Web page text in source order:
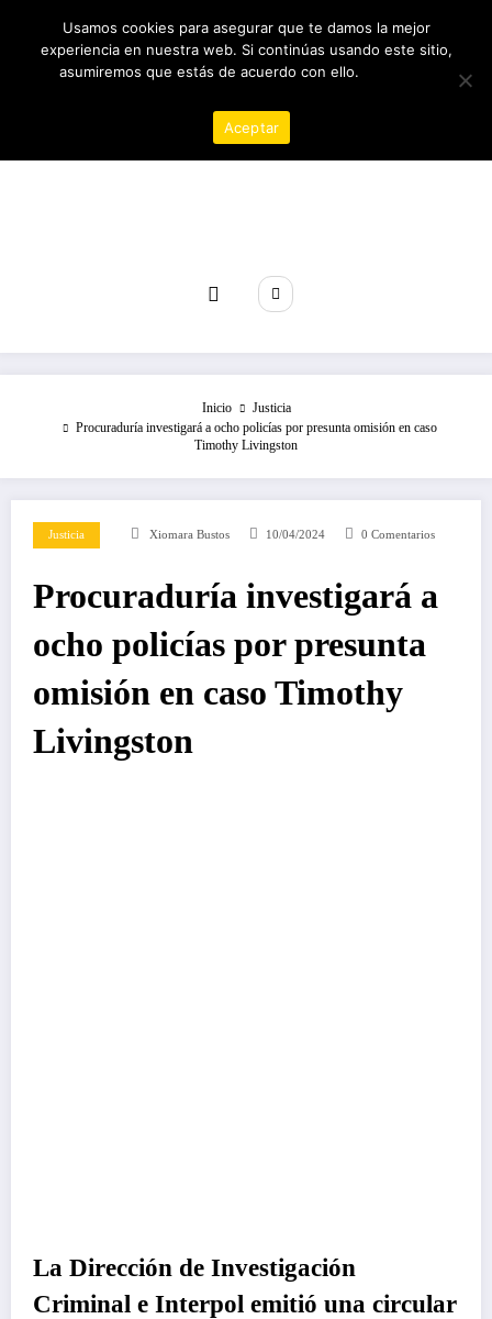
contenido
08/08/2026 4:30:48 PM
Inicio
Justicia
Procuraduría investigará a ocho policías por presunta omisión en caso
Timothy Livingston
Justicia Xiomara Bustos 10/04/2024 0 Comentarios
Procuraduría investigará a
ocho policías por presunta
omisión en caso Timothy
Livingston
La Dirección de Investigación
Criminal e Interpol emitió una circular
Usamos cookies para asegurar que te damos la mejor
experiencia en nuestra web. Si continúas usando este sitio,
asumiremos que estás de acuerdo con ello.
Aceptar